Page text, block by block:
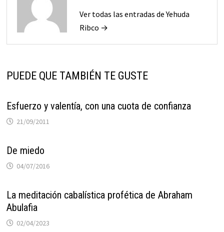
Ver todas las entradas de Yehuda
Ribco →
PUEDE QUE TAMBIÉN TE GUSTE
Esfuerzo y valentía, con una cuota de confianza
21/09/2011
De miedo
04/07/2016
La meditación cabalística profética de Abraham
Abulafia
02/04/2023